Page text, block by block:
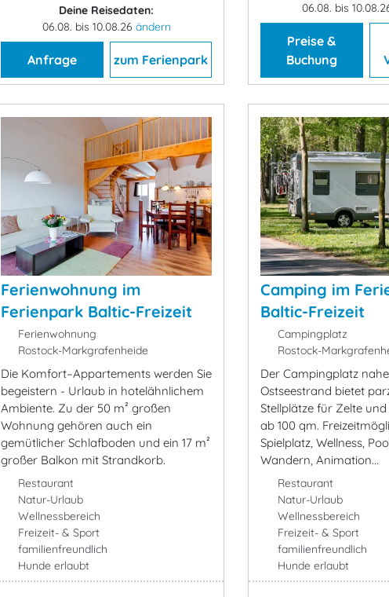
Deine Reisedaten:
06.08. bis 10.08.26 ändern
Anfrage zum Ferienpark
06.08. bis
Preise &
Buchung
Ferienwohnung im
Ferienpark Baltic-Freizeit
Ferienwohnung
Rostock-Markgrafenheide
Die Komfort–Appartements werden Sie
begeistern - Urlaub in hotelähnlichem
Ambiente. Zu der 50 m² großen
Wohnung gehören auch ein
gemütlicher Schlafboden und ein 17 m²
großer Balkon mit Strandkorb.
Restaurant
Natur-Urlaub
Wellnessbereich
Freizeit- & Sport
familienfreundlich
Hunde erlaubt
Camping im
Baltic-Freizeit
Campingplatz
Rostock-
Der Campingplatz
Ostseestrand bietet
Stellplätze für Zelte
ab 100 qm.
Spielplatz, Wellness,
Wandern, Animation...
Restaurant
Natur-Urlaub
Wellnessbereich
Freizeit- & Sport
familienfreundlich
Hunde erlaubt